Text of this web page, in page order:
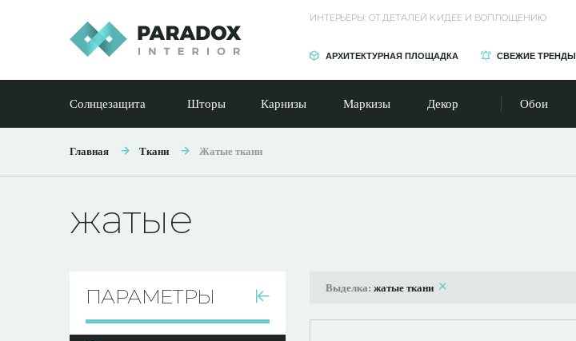
ИНТЕРЬЕРЫ: ОТ ДЕТАЛЕЙ К ИДЕЕ И ВОПЛОЩЕНИЮ
АРХИТЕКТУРНАЯ ПЛОЩАДКА СВЕЖИЕ ТРЕНДЫ
Солнцезащита Шторы Карнизы Маркизы Декор Обои
Главная Ткани Жатые ткани
жатые
ПАРАМЕТРЫ Выделка: жатые ткани